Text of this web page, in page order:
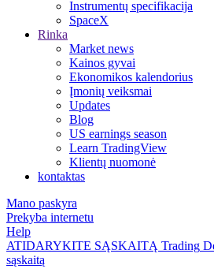
Instrumentų specifikacija
SpaceX
Rinka
Market news
Kainos gyvai
Ekonomikos kalendorius
Įmonių veiksmai
Updates
Blog
US earnings season
Learn TradingView
Klientų nuomonė
kontaktas
Mano paskyra
Prekyba internetu
Help
ATIDARYKITE SĄSKAITĄ Trading
sąskaitą